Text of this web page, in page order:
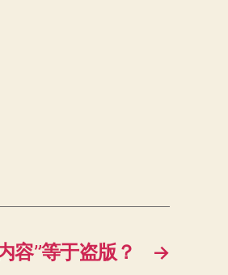
→
容”等于盗版？